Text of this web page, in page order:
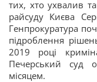
тих, хто ухвалив
райсуду Києва
Генпрокуратура
підроблення
2019 році
Печерський суд
місяцем.